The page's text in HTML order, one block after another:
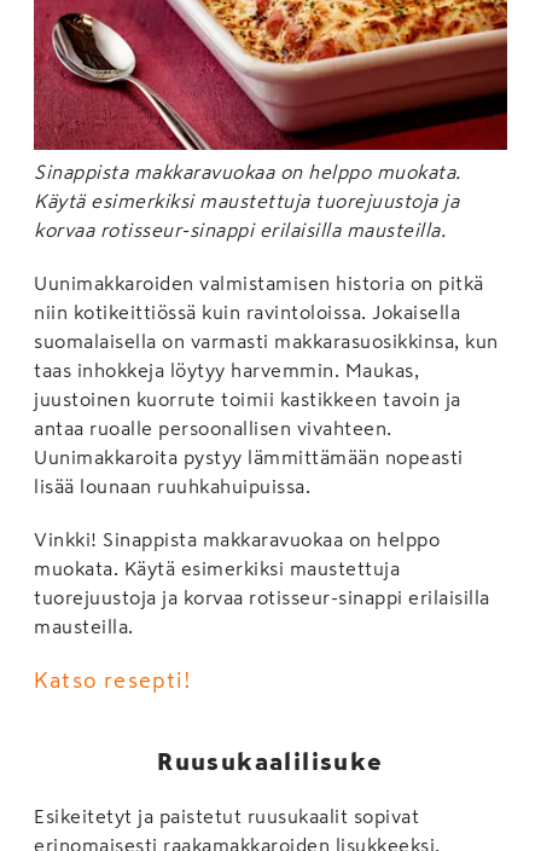
Sinappista makkaravuokaa on helppo muokata.
Käytä esimerkiksi maustettuja tuorejuustoja ja
korvaa rotisseur-sinappi erilaisilla mausteilla.
Uunimakkaroiden valmistamisen historia on pitkä
niin kotikeittiössä kuin ravintoloissa. Jokaisella
suomalaisella on varmasti makkarasuosikkinsa, kun
taas inhokkeja löytyy harvemmin. Maukas,
juustoinen kuorrute toimii kastikkeen tavoin ja
antaa ruoalle persoonallisen vivahteen.
Uunimakkaroita pystyy lämmittämään nopeasti
lisää lounaan ruuhkahuipuissa.
Vinkki! Sinappista makkaravuokaa on helppo
muokata. Käytä esimerkiksi maustettuja
tuorejuustoja ja korvaa rotisseur-sinappi erilaisilla
mausteilla.
Katso resepti!
Ruusukaalilisuke
Esikeitetyt ja paistetut ruusukaalit sopivat
erinomaisesti raakamakkaroiden lisukkeeksi.